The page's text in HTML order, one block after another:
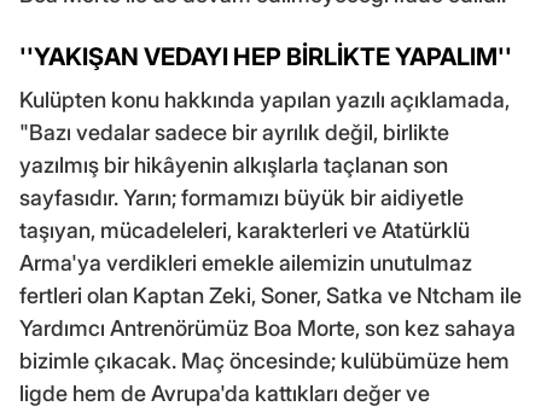
''YAKIŞAN VEDAYI HEP BİRLİKTE YAPALIM''
Kulüpten konu hakkında yapılan yazılı açıklamada,
"Bazı vedalar sadece bir ayrılık değil, birlikte
yazılmış bir hikâyenin alkışlarla taçlanan son
sayfasıdır. Yarın; formamızı büyük bir aidiyetle
taşıyan, mücadeleleri, karakterleri ve Atatürklü
Arma'ya verdikleri emekle ailemizin unutulmaz
fertleri olan Kaptan Zeki, Soner, Satka ve Ntcham ile
Yardımcı Antrenörümüz Boa Morte, son kez sahaya
bizimle çıkacak. Maç öncesinde; kulübümüze hem
ligde hem de Avrupa'da kattıkları değer ve